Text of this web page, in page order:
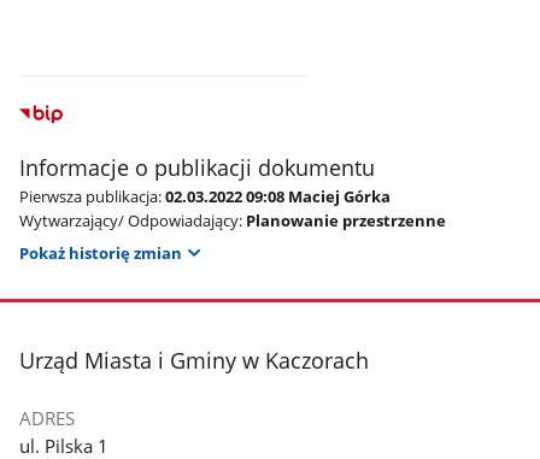
Informacje o publikacji dokumentu
Pierwsza publikacja:02.03.2022 09:08 Maciej Górka
Wytwarzający/ Odpowiadający: Planowanie przestrzenne
Pokaż historię zmian
stopka
Urząd Miasta i Gminy w Kaczorach
ADRES
ul. Pilska 1